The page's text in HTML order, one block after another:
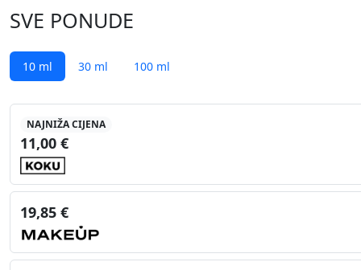
SVE PONUDE
10 ml 30 ml 100 ml
NAJNIŽA CIJENA
11,00 €
19,85 €